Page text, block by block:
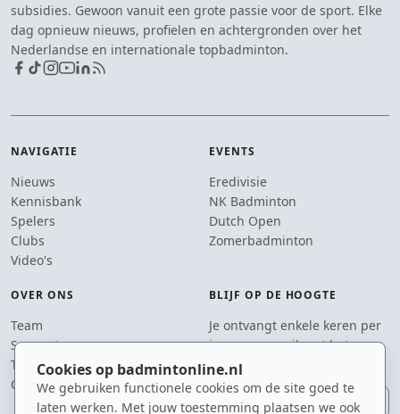
Cookies op badmintonline.nl
We gebruiken functionele cookies om de site goed te
laten werken. Met jouw toestemming plaatsen we ook
subsidies. Gewoon vanuit een grote passie voor de sport. Elke
dag opnieuw nieuws, profielen en achtergronden over het
Nederlandse en internationale topbadminton.
NAVIGATIE
Nieuws
Kennisbank
Spelers
Clubs
Video's
EVENTS
Eredivisie
NK Badminton
Dutch Open
Zomerbadminton
OVER ONS
Team
Supporters
Tip de redactie
Contact
BLIJF OP DE HOOGTE
Je ontvangt enkele keren per
jaar een e-mail met het
laatste badmintonnieuws.
E-mailadres